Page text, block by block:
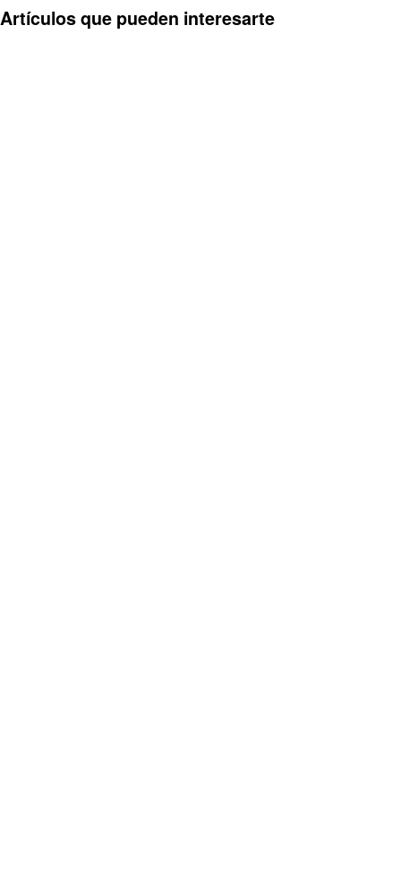
Artículos que pueden interesarte